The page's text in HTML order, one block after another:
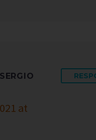
SERGIO
at